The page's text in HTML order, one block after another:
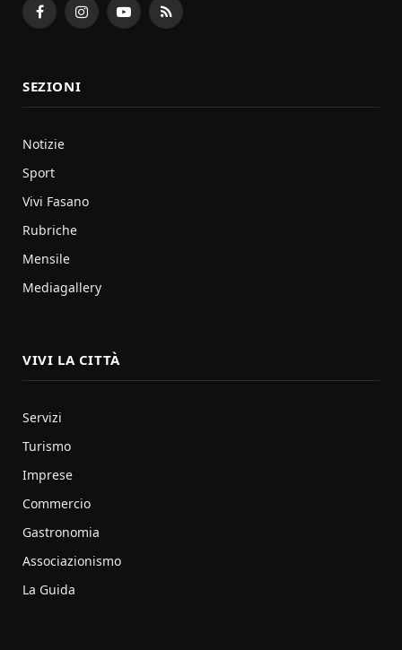
FacebookInstagramYouTubeRSS
SEZIONI
Notizie
Sport
Vivi Fasano
Rubriche
Mensile
Mediagallery
VIVI LA CITTÀ
Servizi
Turismo
Imprese
Commercio
Gastronomia
Associazionismo
La Guida